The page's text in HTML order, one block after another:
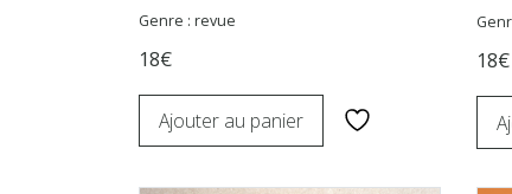
Genre : revue
18€
Ajouter au panier
18€